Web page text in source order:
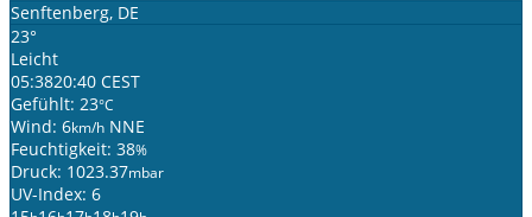
Senftenberg, DE
23°
Leicht
05:3820:40 CEST
Gefühlt: 23°C
Wind: 6km/h NNE
Feuchtigkeit: 38%
Druck: 1023.37mbar
UV-Index: 6